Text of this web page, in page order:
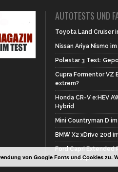
AUTOTESTS UND
Toyota Land Cruiser
Nissan Ariya Nismo
Polestar 3 Test:
Cupra Formentor VZ
extrem?
Honda CR-V e:HEV
Hybrid
Mini Countryman D
BMW X2 xDrive 20d
Ford Capri Extended
Familiencapri
von Google Fonts und Cookies zu.